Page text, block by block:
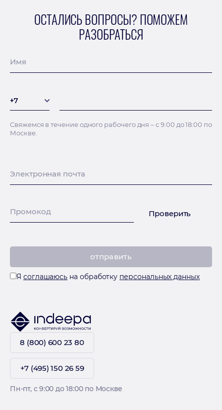
ОСТАЛИСЬ ВОПРОСЫ? ПОМОЖЕМ
РАЗОБРАТЬСЯ
Имя
+7
+7
Свяжемся в течение одного рабочего дня – с 9:00 до 18:00 по
Москве.
Электронная почта
Промокод Проверить
Я соглашаюсь на обработку персональных данных
8 (800) 600 23 80
+7 (495) 150 26 59
Пн-пт, с 9:00 до 18:00 по Москве